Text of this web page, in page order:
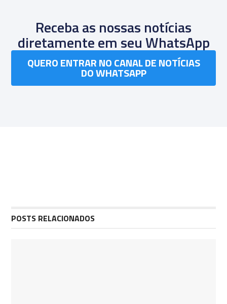
Receba as nossas notícias
diretamente em seu WhatsApp
QUERO ENTRAR NO CANAL DE NOTÍCIAS
DO WHATSAPP
POSTS RELACIONADOS